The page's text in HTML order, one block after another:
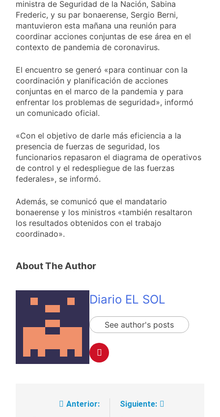
federalismo
Boca oficializó la
llegada de Enner
Valencia
18 Horas Atrás
Carlos Balor y
monseñor Tissera en
San Cayetano
La bronquiolitis es
una infección
respiratoria aguda en
los bebés
21 Horas Atrás
El último adiós al
Quilmes recibe a
Almagro con la mira
puesta en el Reducido
22 Horas Atrás
La crisis económica
buscan ayuda pide
alimentos, dinero o
trabajo
Economía en dos
velocidades
2 Días Atrás
Thiago Medina fue
imputado
formalmente por
abuso sexual
2 Días Atrás
La CGT y las dos
ministra de Seguridad de la Nación, Sabina
Frederic, y su par bonaerense, Sergio Berni,
mantuvieron esta mañana una reunión para
coordinar acciones conjuntas de ese área en el
contexto de pandemia de coronavirus.
El encuentro se generó «para continuar con la
coordinación y planificación de acciones
conjuntas en el marco de la pandemia y para
enfrentar los problemas de seguridad», informó
un comunicado oficial.
«Con el objetivo de darle más eficiencia a la
presencia de fuerzas de seguridad, los
funcionarios repasaron el diagrama de operativos
de control y el redespliegue de las fuerzas
federales», se informó.
Además, se comunicó que el mandatario
bonaerense y los ministros «también resaltaron
los resultados obtenidos con el trabajo
coordinado».
About The Author
Diario EL SOL
See author's posts
Navegación
Anterior:
Siguiente: